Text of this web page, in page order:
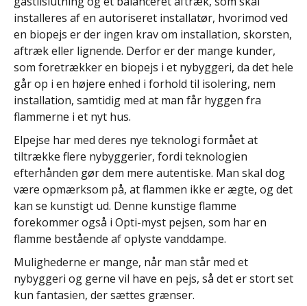
installeres af en autoriseret installatør, hvorimod ved
en biopejs er der ingen krav om installation, skorsten,
aftræk eller lignende. Derfor er der mange kunder,
som foretrækker en biopejs i et nybyggeri, da det hele
går op i en højere enhed i forhold til isolering, nem
installation, samtidig med at man får hyggen fra
flammerne i et nyt hus.
Elpejse har med deres nye teknologi formået at
tiltrække flere nybyggerier, fordi teknologien
efterhånden gør dem mere autentiske. Man skal dog
være opmærksom på, at flammen ikke er ægte, og det
kan se kunstigt ud. Denne kunstige flamme
forekommer også i Opti-myst pejsen, som har en
flamme bestående af oplyste vanddampe.
Mulighederne er mange, når man står med et
nybyggeri og gerne vil have en pejs, så det er stort set
kun fantasien, der sættes grænser.